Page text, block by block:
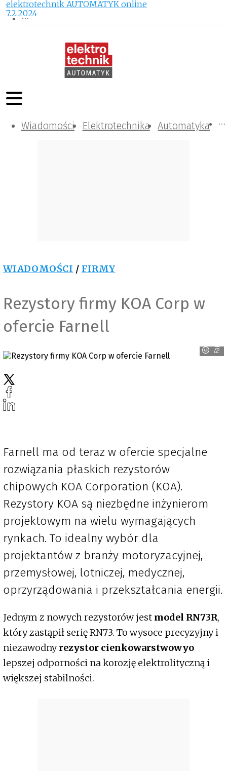
Wiadomości Elektrotechnika Automatyka
Komunikacja i IT
Kontrola
Tematy specjalne
WIADOMOŚCI / FIRMY
Rezystory firmy KOA Corp w
ofercie Farnell
Farnell
elektrotechnik AUTOMATYK online
7.2.2024
Farnell ma od teraz w ofercie specjalne
rozwiązania płaskich rezystorów
chipowych KOA Corporation (KOA).
Rezystory KOA są niezbędne inżynierom
projektowym na wielu wymagających
rynkach. To idealny wybór dla
projektantów z branży motoryzacyjnej,
przemysłowej, lotniczej, medycznej,
oprzyrządowania i przekształcania energii.
Jednym z nowych rezystorów jest model RN73R,
który zastąpił serię RN73. To wysoce precyzyjny i
niezawodnyrezystor cienkowarstwowyo
lepszej odporności na korozję elektrolityczną i
większej stabilności.